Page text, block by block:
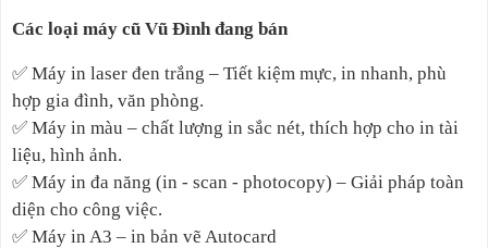
Các loại máy cũ Vũ Đình đang bán
✅ Máy in laser đen trắng – Tiết kiệm mực, in nhanh, phù
hợp gia đình, văn phòng.
✅ Máy in màu – chất lượng in sắc nét, thích hợp cho in tài
liệu, hình ảnh.
✅ Máy in đa năng (in - scan - photocopy) – Giải pháp toàn
diện cho công việc.
✅ Máy in A3 – in bản vẽ Autocard